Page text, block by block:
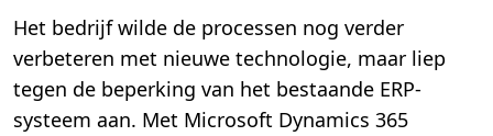
Het bedrijf wilde de processen nog verder
verbeteren met nieuwe technologie, maar liep
tegen de beperking van het bestaande ERP-
systeem aan. Met Microsoft Dynamics 365